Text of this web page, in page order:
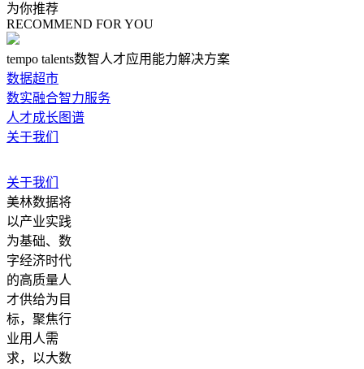
为你推荐
RECOMMEND FOR YOU
tempo talents数智人才应用能力解决方案
数据超市
数实融合智力服务
人才成长图谱
关于我们
关于我们
美林数据将
以产业实践
为基础、数
字经济时代
的高质量人
才供给为目
标，聚焦行
业用人需
求，以大数